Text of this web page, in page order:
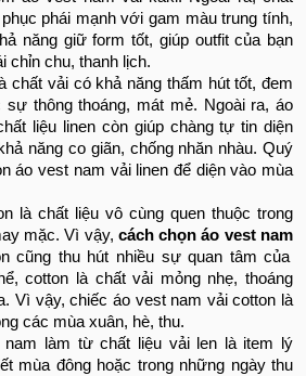
phái mạnh với gam màu trung tính,
năng giữ form tốt, giúp outfit của bạn
chỉn chu, thanh lịch.
chất vải có khả năng thấm hút tốt, đem
sự thông thoáng, mát mẻ. Ngoài ra, áo
liệu linen còn giúp chàng tự tin diện
năng co giãn, chống nhăn nhàu. Quý
áo vest nam vải linen để diện vào mùa
là chất liệu vô cùng quen thuộc trong
mặc. Vì vậy, cách chọn áo vest nam
cũng thu hút nhiều sự quan tâm của
cotton là chất vải mỏng nhẹ, thoáng
Vì vậy, chiếc áo vest nam vải cotton là
các mùa xuân, hè, thu.
làm từ chất liệu vải len là item lý
mùa đông hoặc trong những ngày thu